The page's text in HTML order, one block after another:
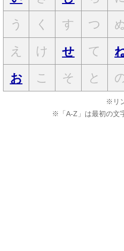
う
く す つ
え
け せ て
お
こ そ と
※リ
※「A-Z」は最初の文